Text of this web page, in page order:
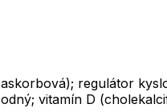
regulátor
vitamín D